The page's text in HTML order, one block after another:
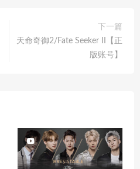
下一篇
天命奇御2/Fate Seeker II【正
版账号】